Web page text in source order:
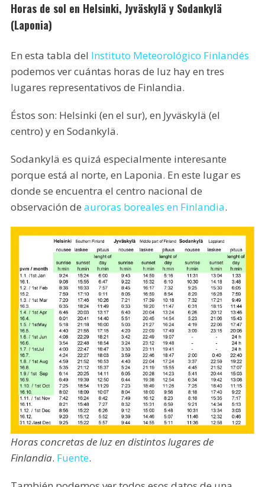
Horas de sol en Helsinki, Jyväskylä y Sodankylä
(Laponia)
En esta tabla del Instituto Meteorológico Finlandés
podemos ver cuántas horas de luz hay en tres
lugares representativos de Finlandia.
Éstos son: Helsinki (en el sur), en Jyväskylä (el
centro) y en Sodankylä.
Sodankylä es quizá especialmente interesante
porque está al norte, en Laponia. En este lugar es
donde se encuentra el centro nacional de
observación de auroras boreales en Finlandia.
Horas concretas de luz en distintos lugares de
Finlandia. Fuente.